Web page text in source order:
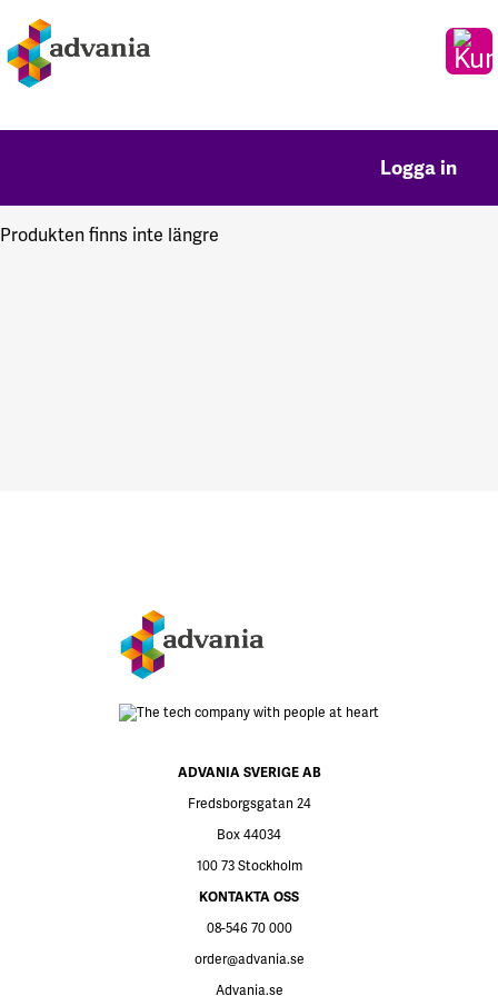
Logga in
Produkten finns inte längre
ADVANIA SVERIGE AB
Fredsborgsgatan 24
Box 44034
100 73 Stockholm
KONTAKTA OSS
08-546 70 000
order@advania.se
Advania.se